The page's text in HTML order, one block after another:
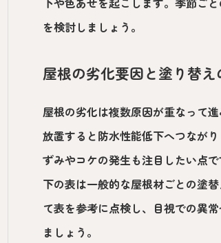
を検討しましょう。
屋根の劣化要因と塗り替
屋根の劣化は複数原因が重なって
放置すると防水性能低下へつなが
ずみやコケの発生も注目したい点で
下の表は一般的な屋根材ごとの塗
て表を参考に点検し、目視での異
ましょう。